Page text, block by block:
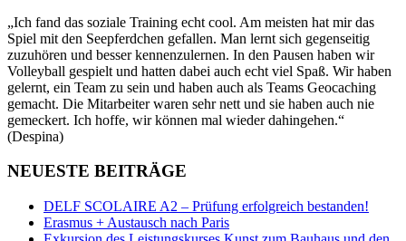
„Ich fand das soziale Training echt cool. Am meisten hat mir das
Spiel mit den Seepferdchen gefallen. Man lernt sich gegenseitig
zuzuhören und besser kennenzulernen. In den Pausen haben wir
Volleyball gespielt und hatten dabei auch echt viel Spaß. Wir haben
gelernt, ein Team zu sein und haben auch als Teams Geocaching
gemacht. Die Mitarbeiter waren sehr nett und sie haben auch nie
gemeckert. Ich hoffe, wir können mal wieder dahingehen.“
(Despina)
NEUESTE BEITRÄGE
DELF SCOLAIRE A2 – Prüfung erfolgreich bestanden!
Erasmus + Austausch nach Paris